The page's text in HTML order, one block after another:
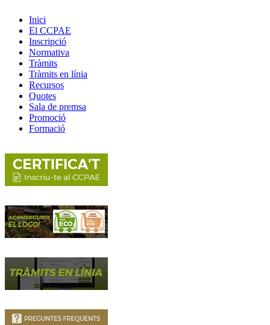
Inici
El CCPAE
Inscripció
Normativa
Tràmits
Tràmits en línia
Recursos
Quotes
Sala de premsa
Promoció
Formació